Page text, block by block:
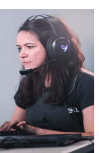
Hertz e como
afeta a fluidez da
direta com o